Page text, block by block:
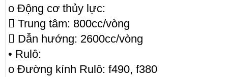
o Động cơ thủy lực:
 Trung tâm: 800cc/vòng
 Dẫn hướng: 2600cc/vòng
• Rulô:
o Đường kính Rulô: f490, f380